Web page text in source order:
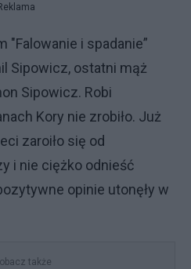
"Falowanie i spadanie”
Sipowicz, ostatni mąż
Sipowicz. Robi
Kory nie zrobiło. Już
zaroiło się od
i nie ciężko odnieść
opinie utonęły w
także